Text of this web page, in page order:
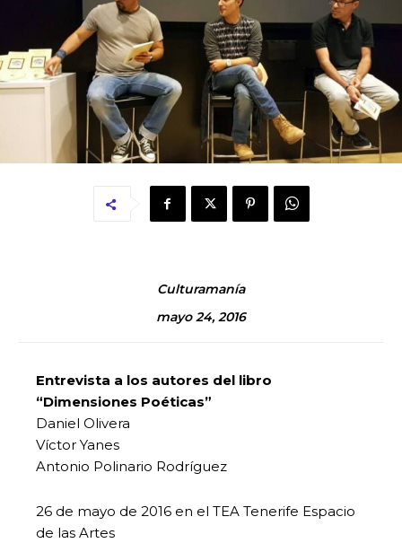
Culturamanía
mayo 24, 2016
Entrevista a los autores del libro
“Dimensiones Poéticas”
Daniel Olivera
Víctor Yanes
Antonio Polinario Rodríguez
26 de mayo de 2016 en el TEA Tenerife Espacio
de las Artes